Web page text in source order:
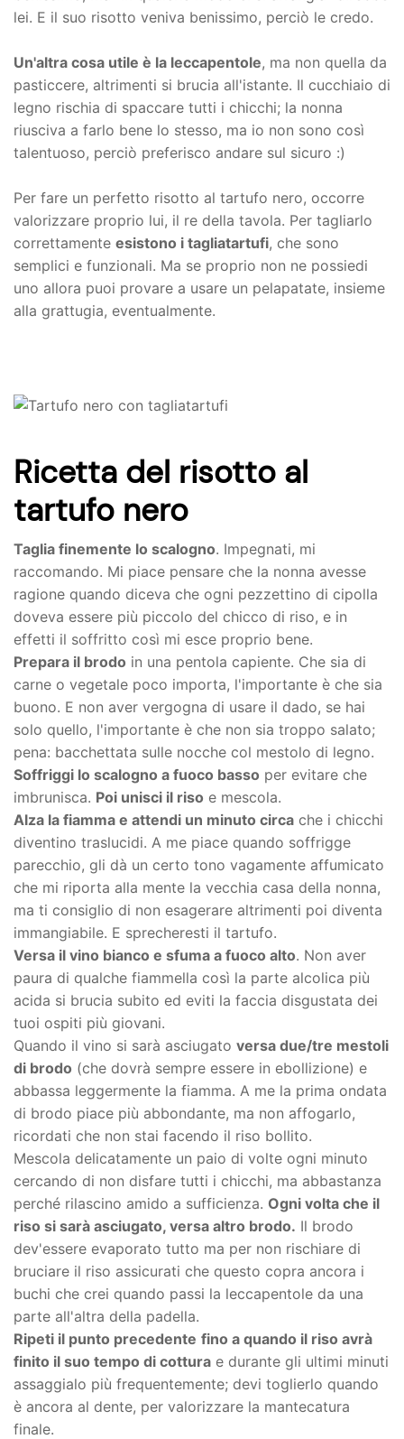
lei. E il suo risotto veniva benissimo, perciò le credo.
Un'altra cosa utile è la leccapentole, ma non quella da
pasticcere, altrimenti si brucia all'istante. Il cucchiaio di
legno rischia di spaccare tutti i chicchi; la nonna
riusciva a farlo bene lo stesso, ma io non sono così
talentuoso, perciò preferisco andare sul sicuro :)
Per fare un perfetto risotto al tartufo nero, occorre
valorizzare proprio lui, il re della tavola. Per tagliarlo
correttamente esistono i tagliatartufi, che sono
semplici e funzionali. Ma se proprio non ne possiedi
uno allora puoi provare a usare un pelapatate, insieme
alla grattugia, eventualmente.
Ricetta del risotto al
tartufo nero
Taglia finemente lo scalogno. Impegnati, mi
raccomando. Mi piace pensare che la nonna avesse
ragione quando diceva che ogni pezzettino di cipolla
doveva essere più piccolo del chicco di riso, e in
effetti il soffritto così mi esce proprio bene.
Prepara il brodo in una pentola capiente. Che sia di
carne o vegetale poco importa, l'importante è che sia
buono. E non aver vergogna di usare il dado, se hai
solo quello, l'importante è che non sia troppo salato;
pena: bacchettata sulle nocche col mestolo di legno.
Soffriggi lo scalogno a fuoco basso per evitare che
imbrunisca. Poi unisci il riso e mescola.
Alza la fiamma e attendi un minuto circa che i chicchi
diventino traslucidi. A me piace quando soffrigge
parecchio, gli dà un certo tono vagamente affumicato
che mi riporta alla mente la vecchia casa della nonna,
ma ti consiglio di non esagerare altrimenti poi diventa
immangiabile. E sprecheresti il tartufo.
Versa il vino bianco e sfuma a fuoco alto. Non aver
paura di qualche fiammella così la parte alcolica più
acida si brucia subito ed eviti la faccia disgustata dei
tuoi ospiti più giovani.
Quando il vino si sarà asciugato versa due/tre mestoli
di brodo (che dovrà sempre essere in ebollizione) e
abbassa leggermente la fiamma. A me la prima ondata
di brodo piace più abbondante, ma non affogarlo,
ricordati che non stai facendo il riso bollito.
Mescola delicatamente un paio di volte ogni minuto
cercando di non disfare tutti i chicchi, ma abbastanza
perché rilascino amido a sufficienza. Ogni volta che il
riso si sarà asciugato, versa altro brodo. Il brodo
dev'essere evaporato tutto ma per non rischiare di
bruciare il riso assicurati che questo copra ancora i
buchi che crei quando passi la leccapentole da una
parte all'altra della padella.
Ripeti il punto precedente fino a quando il riso avrà
finito il suo tempo di cottura e durante gli ultimi minuti
assaggialo più frequentemente; devi toglierlo quando
è ancora al dente, per valorizzare la mantecatura
finale.